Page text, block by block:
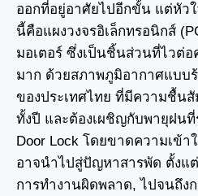
ออกที่อยู่อาศัยไปอีกขั้น แต่หัว
นี้คือแผงวงจรอิเล็กทรอนิกส์
มอเตอร์ ซึ่งเป็นชิ้นส่วนที่ไวต่
มาก ด้วยสภาพภูมิอากาศแบบ
ของประเทศไทย ที่มีความชื้น
ทั้งปี และต้องเผชิญกับพายุฝนที่
Door Lock โดยขาดความเข้า
อาจนำไปสู่ปัญหาสารพัด ตั้งแ
การทำงานผิดพลาด, ไปจนถึง